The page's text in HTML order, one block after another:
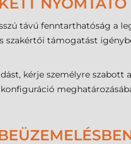
távú fenntarthatóság a
támogatást
kérje személyre szabott
konfiguráció